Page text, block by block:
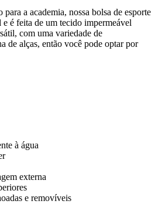
a academia, nossa bolsa de esporte
é feita de um tecido impermeável
com uma variedade de
de alças, então você pode optar por
à água
externa
e removíveis